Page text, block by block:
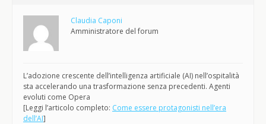
Claudia Caponi
Amministratore del forum
L’adozione crescente dell’intelligenza artificiale (AI) nell’ospitalità
sta accelerando una trasformazione senza precedenti. Agenti
evoluti come Opera
[Leggi l’articolo completo: Come essere protagonisti nell’era
dell’AI]